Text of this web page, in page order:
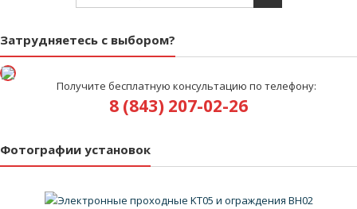
Затрудняетесь с выбором?
Получите бесплатную консультацию по телефону:
8 (843) 207-02-26
Фотографии установок